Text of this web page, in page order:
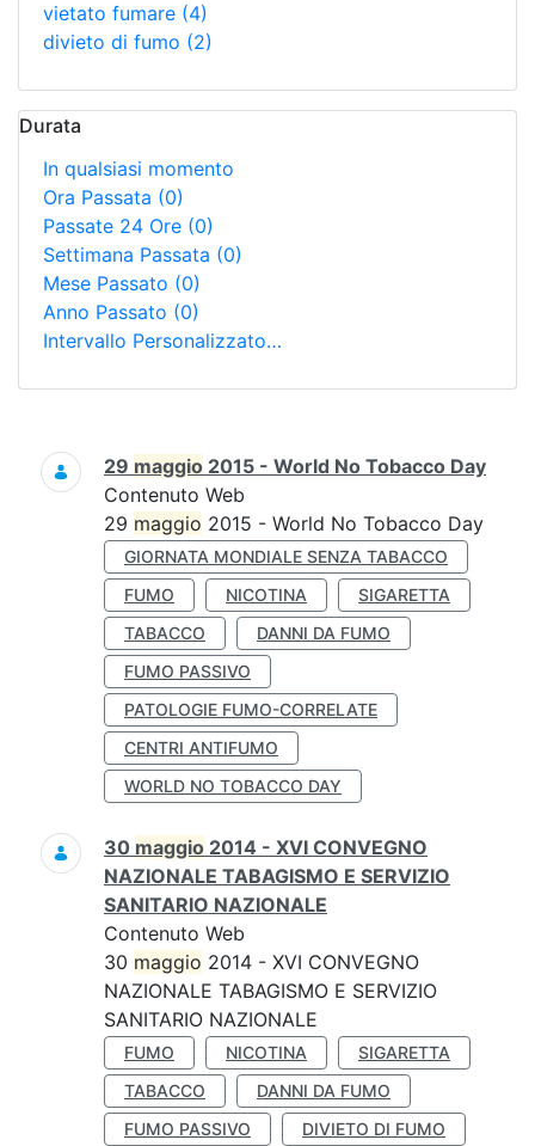
vietato fumare (4)
divieto di fumo (2)
Durata
In qualsiasi momento
Ora Passata (0)
Passate 24 Ore (0)
Settimana Passata (0)
Mese Passato (0)
Anno Passato (0)
Intervallo Personalizzato…
Ricerca
29 maggio 2015 - World No Tobacco Day
Contenuto Web
29 maggio 2015 - World No Tobacco Day
GIORNATA MONDIALE SENZA TABACCO
FUMO
NICOTINA
SIGARETTA
TABACCO
DANNI DA FUMO
FUMO PASSIVO
PATOLOGIE FUMO-CORRELATE
CENTRI ANTIFUMO
WORLD NO TOBACCO DAY
30 maggio 2014 - XVI CONVEGNO
NAZIONALE TABAGISMO E SERVIZIO
SANITARIO NAZIONALE
Contenuto Web
30 maggio 2014 - XVI CONVEGNO
NAZIONALE TABAGISMO E SERVIZIO
SANITARIO NAZIONALE
FUMO NICOTINA
SIGARETTA
TABACCO
DANNI DA FUMO
FUMO PASSIVO
DIVIETO DI FUMO